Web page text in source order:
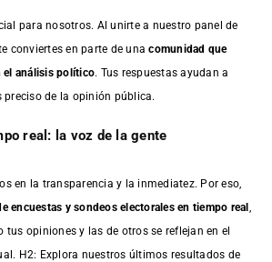
para nosotros. Al unirte a nuestro panel de
conviertes en parte de unacomunidad que
el análisis político. Tus respuestas ayudan a
de la opinión pública.
real: la voz de la gente
en la transparencia y la inmediatez. Por eso,
encuestas y sondeos electorales en tiempo real
tus opiniones y las de otros se reflejan en el
H2: Explora nuestros últimos resultados de